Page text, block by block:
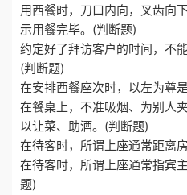
用西餐时，刀口内向，叉齿向
示用餐完毕。(判断题)
约定好了拜访客户的时间，不
(判断题)
在安排西餐座次时，以左为尊
在餐桌上，不准吸烟、为别人
以让菜、助酒。(判断题)
在待客时，所谓上座通常距离
在待客时，所谓上座通常指宾
题)